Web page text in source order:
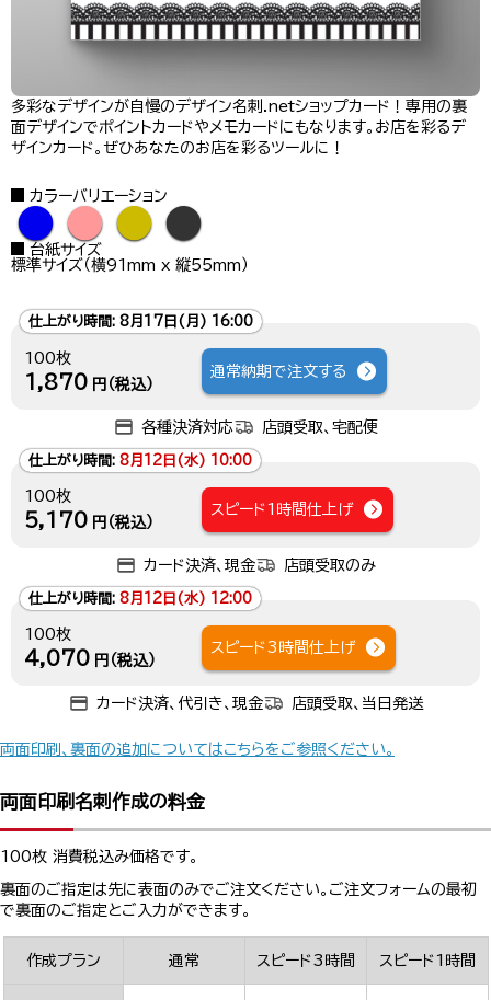
多彩なデザインが自慢のデザイン名刺.netショップカード！専用の裏
面デザインでポイントカードやメモカードにもなります。お店を彩るデ
ザインカード。ぜひあなたのお店を彩るツールに！
カラーバリエーション
● ● ● ●
台紙サイズ
標準サイズ（横91mm x 縦55mm）
仕上がり時間: 8月17日(月) 16:00
100枚
1,870 円（税込）
通常納期で注文する
各種決済対応 店頭受取、宅配便
仕上がり時間: 8月12日(水) 10:00
100枚
5,170 円（税込）
スピード1時間仕上げ
カード決済、現金 店頭受取のみ
仕上がり時間: 8月12日(水) 12:00
100枚
4,070 円（税込）
スピード3時間仕上げ
カード決済、代引き、現金 店頭受取、当日発送
両面印刷、裏面の追加についてはこちらをご参照ください。
両面印刷名刺作成の料金
100枚 消費税込み価格です。
裏面のご指定は先に表面のみでご注文ください。ご注文フォームの最初
で裏面のご指定とご入力ができます。
作成プラン 通常 スピード3時間 スピード1時間